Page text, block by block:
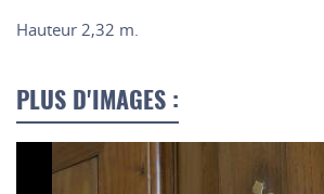
Hauteur 2,32 m.
PLUS D'IMAGES :